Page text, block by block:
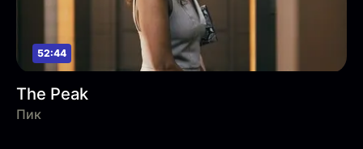
52:44
The Peak
Пик